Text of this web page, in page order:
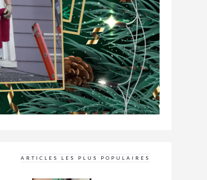
ARTICLES LES PLUS POPULAIRES